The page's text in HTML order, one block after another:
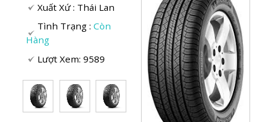
ENERGY XM2 +
Xuất Xứ : Thái Lan
Tình Trạng :Còn
Lượt Xem: 9589